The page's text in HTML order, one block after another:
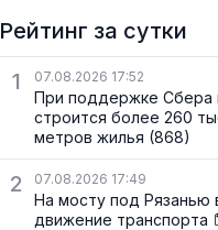
Рейтинг за сутки
1
07.08.2026 17:52
При поддержке Сбера
строится более 260
метров жилья (868)
2 07.08.2026 17:49
На мосту под Рязанью
движение транспорта